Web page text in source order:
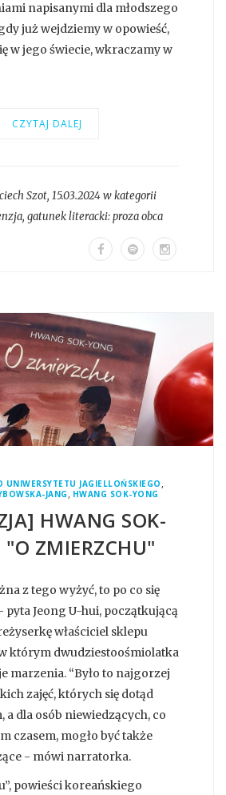
napisanymi dla młodszego
już wejdziemy w opowieść,
w jego świecie, wkraczamy w
CZYTAJ DALEJ
Szot, 15.03.2024 w kategorii
, gatunek literacki:proza obca
UNIWERSYTETU JAGIELLOŃSKIEGO,
JANG, HWANG SOK-YONG
HWANG SOK-
"O ZMIERZCHU"
z tego wyżyć, to po co się
pyta Jeong U-hui, początkującą
właściciel sklepu
którym dwudziestoośmiolatka
marzenia. “Było to najgorzej
zajęć, których się dotąd
a dla osób niewiedzących, co
czasem, mogło być także
- mówi narratorka.
powieści koreańskiego